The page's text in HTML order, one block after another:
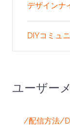
デザインナ
DIYコミュ
ユーザー
/配信方法/